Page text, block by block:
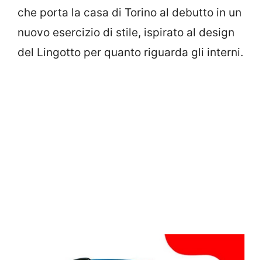
che porta la casa di Torino al debutto in un
nuovo esercizio di stile, ispirato al design
del Lingotto per quanto riguarda gli interni.